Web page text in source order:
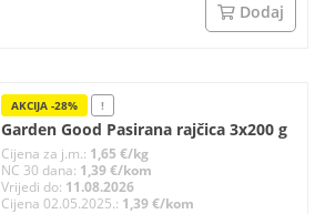
Dodaj
AKCIJA -28% !
Garden Good Pasirana rajčica 3x200 g
Cijena za j.m.: 1,65 €/kg
NC 30 dana: 1,39 €/kom
Vrijedi do: 11.08.2026
Cijena 02.05.2025.: 1,39 €/kom